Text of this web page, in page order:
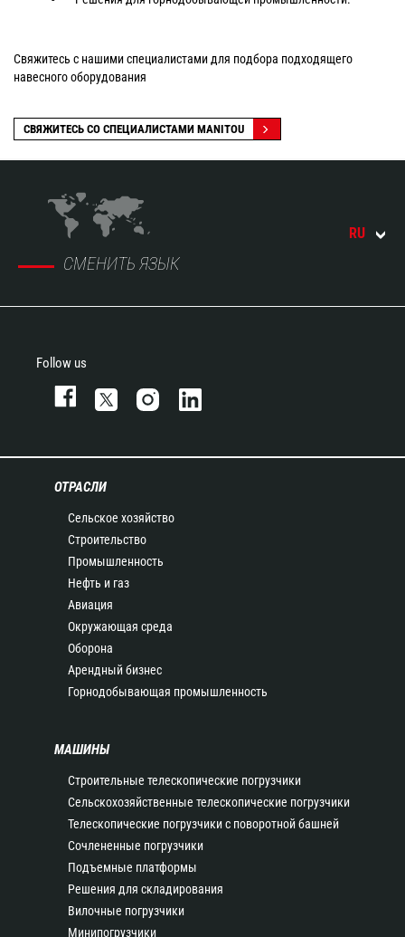
Свяжитесь с нашими специалистами для подбора подходящего
навесного оборудования
СВЯЖИТЕСЬ СО СПЕЦИАЛИСТАМИ MANITOU
СМЕНИТЬ ЯЗЫК
RU
Follow us
ОТРАСЛИ
Сельское хозяйство
Строительство
Промышленность
Нефть и газ
Авиация
Окружающая среда
Оборона
Арендный бизнес
Горнодобывающая промышленность
МАШИНЫ
Строительные телескопические погрузчики
Сельскохозяйственные телескопические погрузчики
Телескопические погрузчики с поворотной башней
Сочлененные погрузчики
Подъемные платформы
Решения для складирования
Вилочные погрузчики
Минипогрузчики